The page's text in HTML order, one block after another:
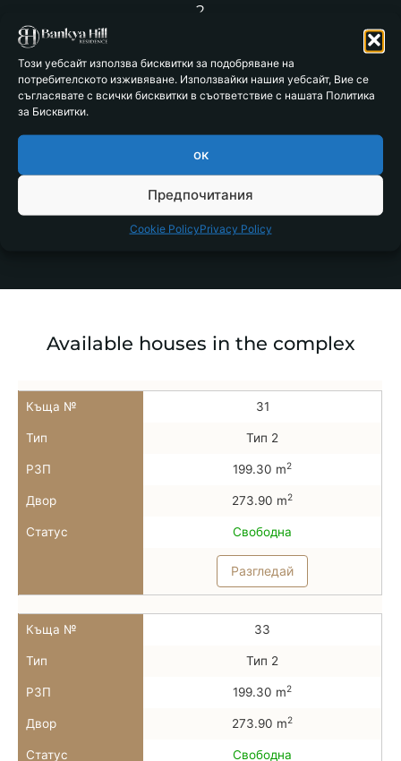
Този уебсайт използва бисквитки за подобряване на
потребителското изживяване. Използвайки нашия уебсайт, Вие се
съгласявате с всички бисквитки в съответствие с нашата Политика
за Бисквитки.
ок
Предпочитания
Cookie PolicyPrivacy Policy
2
Floor 1
Status
Available
Available houses in the complex
Къща № 31
Тип Тип 2
РЗП 199.30 m2
Двор 273.90 m2
Статус Свободна
Разгледай
Къща № 33
Тип Тип 2
РЗП 199.30 m2
Двор 273.90 m2
Статус Свободна